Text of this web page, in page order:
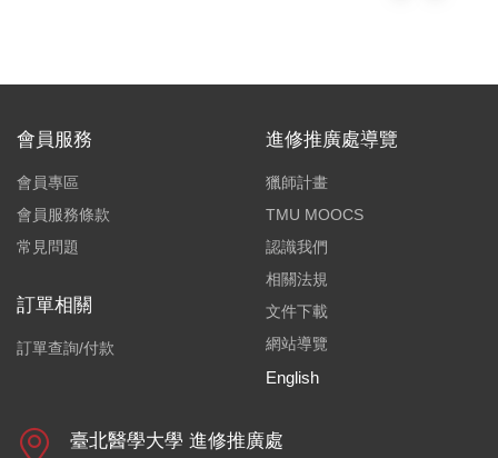
會員服務
會員專區
會員服務條款
常見問題
訂單相關
訂單查詢/付款
進修推廣處導覽
獵師計畫
TMU MOOCS
認識我們
相關法規
文件下載
網站導覽
English
臺北醫學大學 進修推廣處